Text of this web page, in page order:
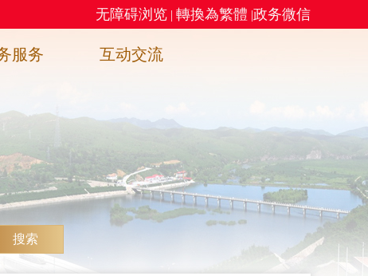
无障碍浏览 | 轉換為繁體 |政务微信
服务 互动交流
搜索